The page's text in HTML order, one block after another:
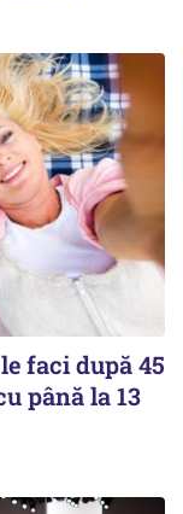
faci după 45
până la 13